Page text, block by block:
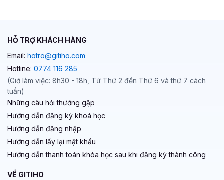
HỖ TRỢ KHÁCH HÀNG
Email: hotro@gitiho.com
Hotline: 0774 116 285
(Giờ làm việc: 8h30 - 18h, Từ Thứ 2 đến Thứ 6 và thứ 7 cách
tuần)
Những câu hỏi thường gặp
Hướng dẫn đăng ký khoá học
Hướng dẫn đăng nhập
Hướng dẫn lấy lại mật khẩu
Hướng dẫn thanh toán khóa học sau khi đăng ký thành công
VỀ GITIHO